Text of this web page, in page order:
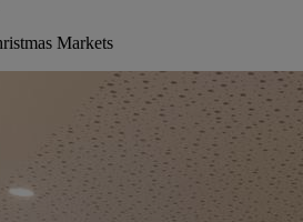
Markets